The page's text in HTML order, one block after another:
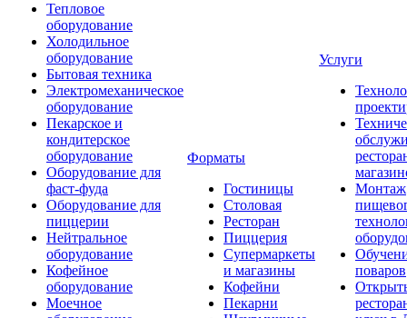
Тепловое
оборудование
Холодильное
оборудование
Бытовая техника
Электромеханическое
оборудование
Пекарское и
кондитерское
оборудование
Оборудование для
фаст-фуда
Оборудование для
пиццерии
Нейтральное
оборудование
Кофейное
оборудование
Моечное
Форматы
Гостиницы
Столовая
Ресторан
Пиццерия
Супермаркеты
и магазины
Кофейни
Пекарни
Услуги
Монтаж
поваров